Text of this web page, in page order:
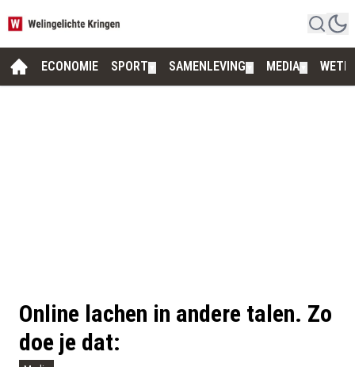
ECONOMIE SPORT SAMENLEVING MEDIA
Online lachen in andere talen. Zo
doe je dat: